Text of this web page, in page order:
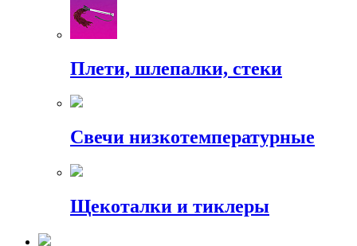
Плети, шлепалки, стеки
Свечи низкотемпературные
Щекоталки и тиклеры